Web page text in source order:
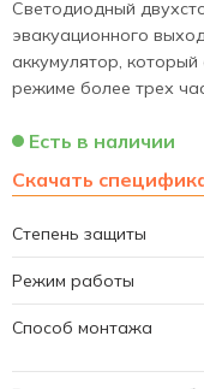
Светодиодный
эвакуационного
аккумулятор,
режиме более трех
Есть в наличии
Скачать
Степень защиты
Режим работы
Способ монтажа